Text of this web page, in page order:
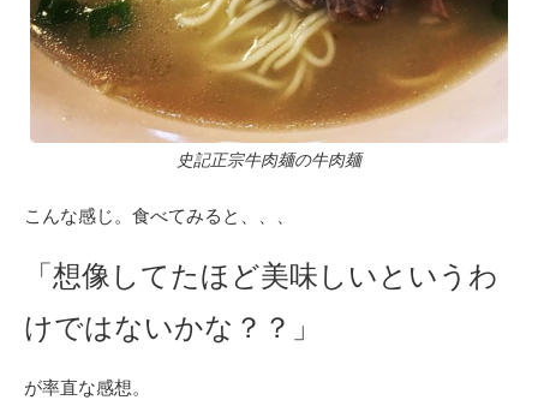
史記正宗牛肉麺の牛肉麺
こんな感じ。食べてみると、、、
「想像してたほど美味しいというわ
けではないかな？？」
が率直な感想。